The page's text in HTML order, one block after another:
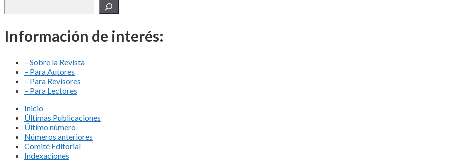
Información de interés:
– Sobre la Revista
– Para Autores
– Para Revisores
– Para Lectores
Inicio
Últimas Publicaciones
Último número
Números anteriores
Comité Editorial
Indexaciones